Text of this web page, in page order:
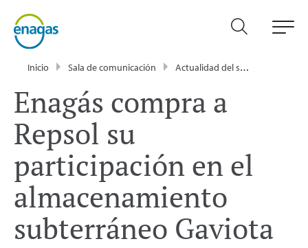
Inicio Sala de comunicación Actualidad del sector energético - Enagás
Enagás compra a
Repsol su
participación en el
almacenamiento
subterráneo Gaviota